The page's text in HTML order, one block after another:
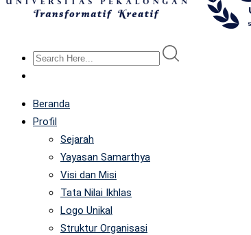
Beranda
Profil
Sejarah
Yayasan Samarthya
Visi dan Misi
Tata Nilai Ikhlas
Logo Unikal
Struktur Organisasi